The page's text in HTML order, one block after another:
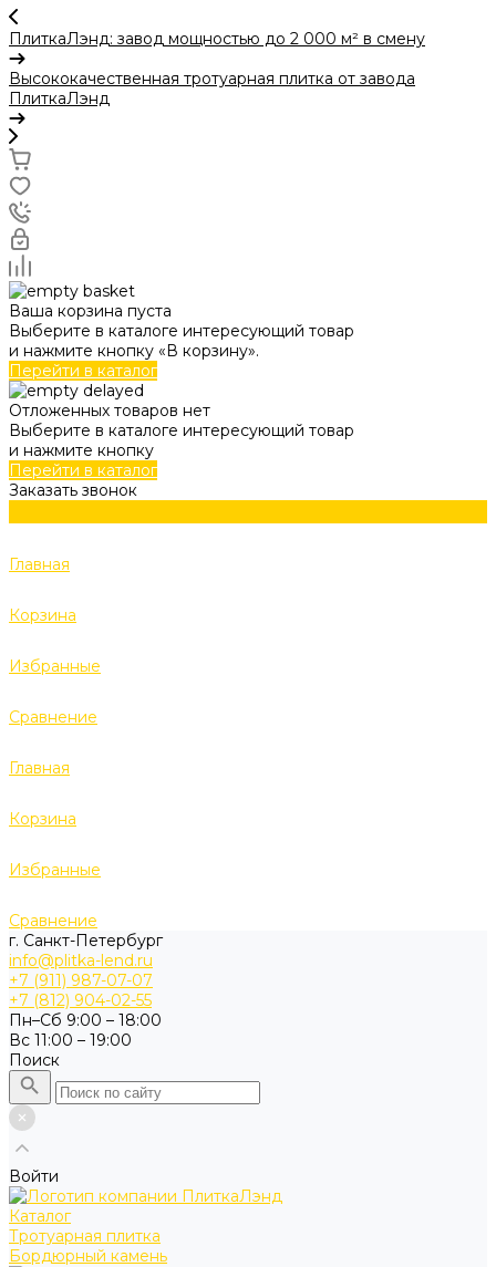
ПлиткаЛэнд: завод мощностью до 2 000 м² в смену
Высококачественная тротуарная плитка от завода
ПлиткаЛэнд
Ваша корзина пуста
Выберите в каталоге интересующий товар
и нажмите кнопку «В корзину».
Перейти в каталог
Отложенных товаров нет
Выберите в каталоге интересующий товар
и нажмите кнопку
Перейти в каталог
Заказать звонок
Главная
Корзина
Избранные
Сравнение
Главная
Корзина
Избранные
Сравнение
г. Санкт-Петербург
info@plitka-lend.ru
+7 (911) 987-07-07
+7 (812) 904-02-55
Пн–Сб 9:00 – 18:00
Вс 11:00 – 19:00
Поиск
Войти
Каталог
Тротуарная плитка
Бордюрный камень